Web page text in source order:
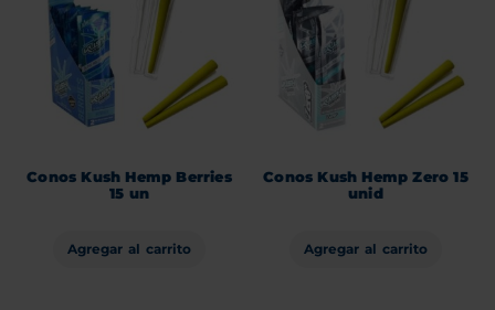
Conos Kush Hemp Berries
15 un
Agregar al carrito
Conos Kush Hemp Zero 15
unid
Agregar al carrito